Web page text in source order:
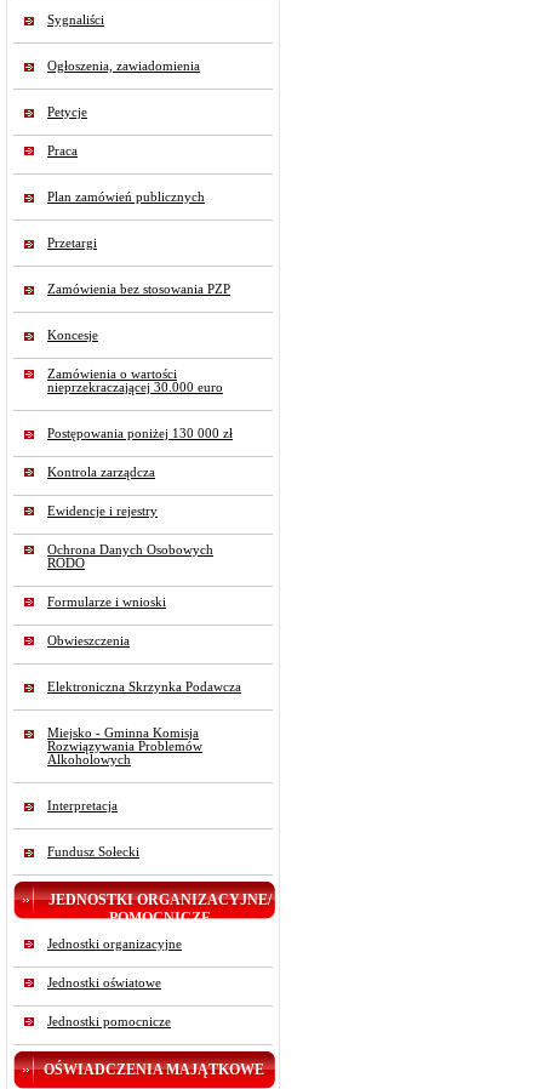
Sygnaliści
Ogłoszenia, zawiadomienia
Petycje
Praca
Plan zamówień publicznych
Przetargi
Zamówienia bez stosowania PZP
Koncesje
Zamówienia o wartości
nieprzekraczającej 30.000 euro
Postępowania poniżej 130 000 zł
Kontrola zarządcza
Ewidencje i rejestry
Ochrona Danych Osobowych
RODO
Formularze i wnioski
Obwieszczenia
Elektroniczna Skrzynka Podawcza
Miejsko - Gminna Komisja
Rozwiązywania Problemów
Alkoholowych
Interpretacja
Fundusz Sołecki
JEDNOSTKI ORGANIZACYJNE/
POMOCNICZE
Jednostki organizacyjne
Jednostki oświatowe
Jednostki pomocnicze
OŚWIADCZENIA MAJĄTKOWE